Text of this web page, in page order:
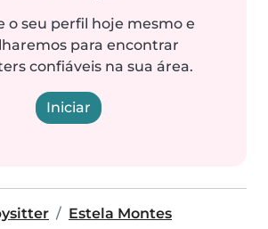
o seu perfil hoje mesmo e
para encontrar
confiáveis na sua área.
Iniciar
Estela Montes